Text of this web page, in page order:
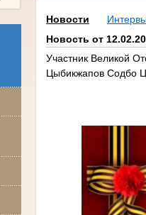
Новости
Новость от
Участник Великой
Цыбикжапов Содбо